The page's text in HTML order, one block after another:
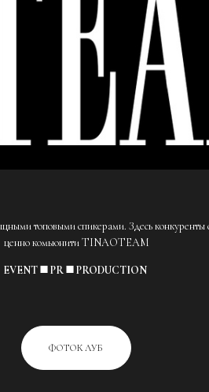
топовыми спикерами. Здесь конкуренты
ценно комьюнити TINAOTEAM
EVENT ◼️ PR ◼️ PRODUCTION
ФОТОКЛУБ